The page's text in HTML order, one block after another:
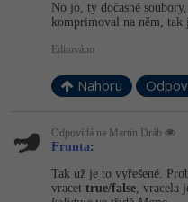
Kryptoměny -25%
Google
Time
Blender -80%
Inkscape
Video
No jo, ty dočasné
komprimoval na něm, tak
Editováno
Nahoru
Odpovídá na Martin Dráb
Frunta:
Tak už je to vyřešené.
vracet true/false, vracela